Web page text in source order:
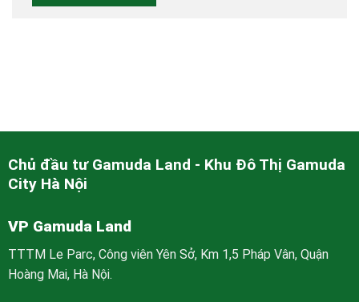
Chủ đầu tư Gamuda Land - Khu Đô Thị Gamuda
City Hà Nội
VP Gamuda Land
TTTM Le Parc, Công viên Yên Sở, Km 1,5 Pháp Vân, Quận
Hoàng Mai, Hà Nội.